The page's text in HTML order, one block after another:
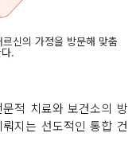
신의 가정을 방문해 맞춤
.
적 치료와 보건소의 방
지는 선도적인 통합 건